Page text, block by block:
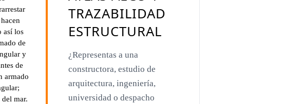
así los
de
y
de
armado
mar.
Rem Koolhaas
Zaha Hadid
Renzo Piano
Mies van der Rohe
TRAZABILIDAD
ESTRUCTURAL
¿Representas a una
constructora, estudio de
arquitectura, ingeniería,
universidad o despacho